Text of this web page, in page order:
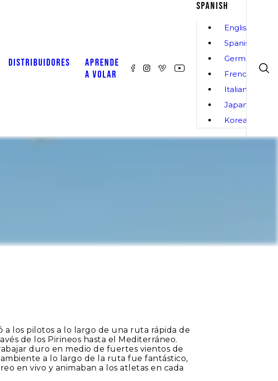
DISTRIBUIDORES
APRENDE
A VOLAR
SPANISH
English
Spanish
German
French
Italian
Japanese
Korean
los pilotos a lo largo de una ruta rápida de
de los Pirineos hasta el Mediterráneo.
duro en medio de fuertes vientos de
a lo largo de la ruta fue fantástico,
en vivo y animaban a los atletas en cada